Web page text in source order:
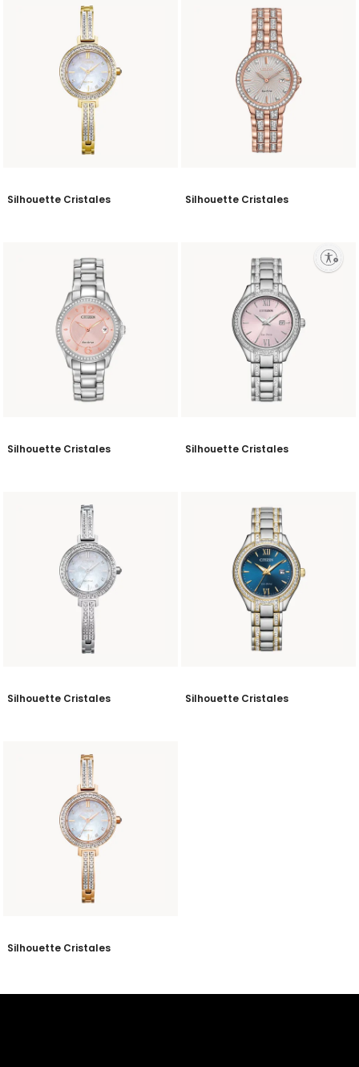
Enable accessibility
Silhouette Cristales Silhouette Cristales
Silhouette Cristales Silhouette Cristales
Silhouette Cristales Silhouette Cristales
Silhouette Cristales